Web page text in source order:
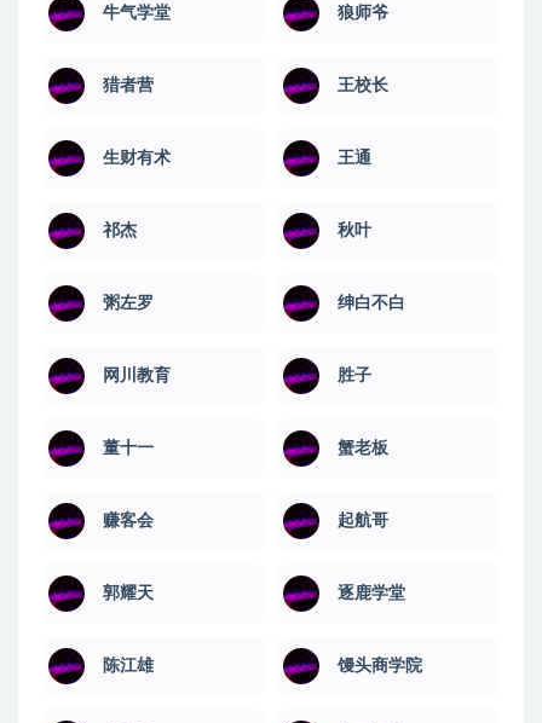
牛气学堂 狼师爷
猎者营 王校长
生财有术 王通
祁杰 秋叶
粥左罗 绅白不白
网川教育 ​胜子
董十一 蟹老板
赚客会 起航哥
郭耀天 逐鹿学堂
陈江雄 馒头商学院